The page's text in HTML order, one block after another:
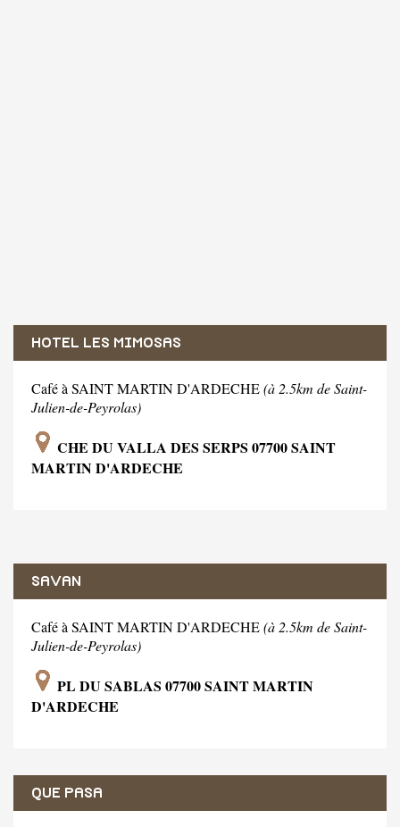
HOTEL LES MIMOSAS
Café à SAINT MARTIN D'ARDECHE(à 2.5km de Saint-
Julien-de-Peyrolas)
CHE DU VALLA DES SERPS 07700 SAINT
MARTIN D'ARDECHE
SAVAN
Café à SAINT MARTIN D'ARDECHE(à 2.5km de Saint-
Julien-de-Peyrolas)
PL DU SABLAS 07700 SAINT MARTIN
D'ARDECHE
QUE PASA